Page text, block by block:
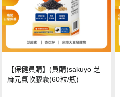
【保健員購】(員購)sakuyo 芝
麻元氣軟膠囊(60粒/瓶)